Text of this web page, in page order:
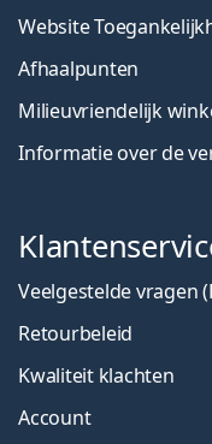
Website
Afhaalpunten
Milieuvriendelijk
Informatie over de
Veelgestelde vragen
Retourbeleid
Kwaliteit klachten
Account